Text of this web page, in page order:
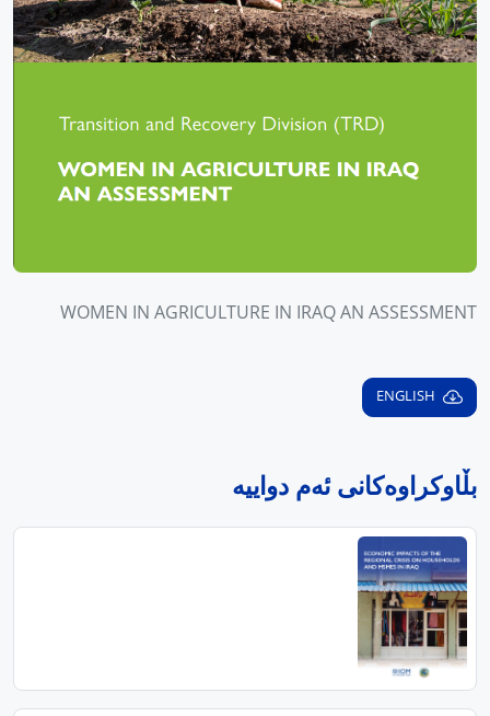
WOMEN IN AGRICULTURE IN IRAQ AN ASSESSMENT
ENGLISH
بڵاوکراوەکانی ئەم دواییە